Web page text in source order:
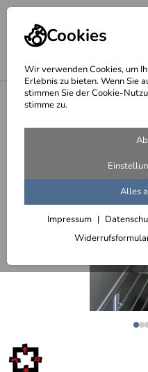
Cookies
Wir verwenden Cookies, um
Erlebnis zu bieten. Wenn Sie
stimmen Sie der Cookie-
stimme zu.
Alles
Impressum
Treppengeländer aus